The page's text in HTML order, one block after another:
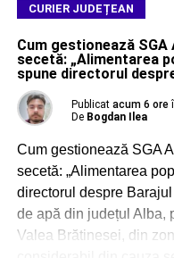
CURIER JUDEȚEAN
Cum gestionează SGA
secetă: „Alimentarea
spune directorul
Publicat acum 6 ore
De Bogdan Ilea
Cum gestionează SGA
secetă: „Alimentarea
directorul despre
de apă din județul Alba,
Valea Brătinesei, din